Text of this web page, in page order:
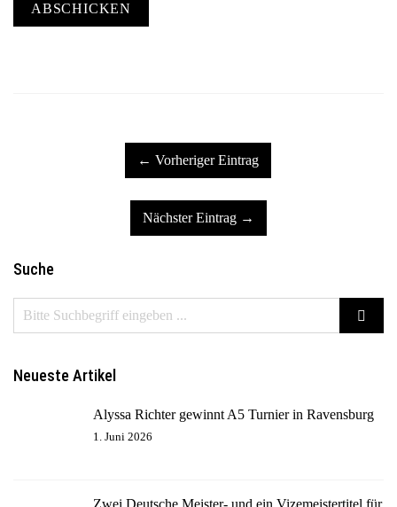
ABSCHICKEN
← Vorheriger Eintrag
Nächster Eintrag →
Suche
Neueste Artikel
Alyssa Richter gewinnt A5 Turnier in Ravensburg
1. Juni 2026
Zwei Deutsche Meister- und ein Vizemeistertitel für